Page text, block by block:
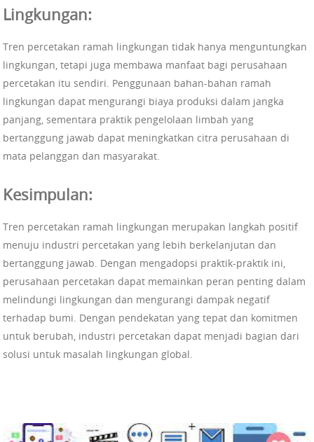
Lingkungan:
Tren percetakan ramah lingkungan tidak hanya menguntungkan
lingkungan, tetapi juga membawa manfaat bagi perusahaan
percetakan itu sendiri. Penggunaan bahan-bahan ramah
lingkungan dapat mengurangi biaya produksi dalam jangka
panjang, sementara praktik pengelolaan limbah yang
bertanggung jawab dapat meningkatkan citra perusahaan di
mata pelanggan dan masyarakat.
Kesimpulan:
Tren percetakan ramah lingkungan merupakan langkah positif
menuju industri percetakan yang lebih berkelanjutan dan
bertanggung jawab. Dengan mengadopsi praktik-praktik ini,
perusahaan percetakan dapat memainkan peran penting dalam
melindungi lingkungan dan mengurangi dampak negatif
terhadap bumi. Dengan pendekatan yang tepat dan komitmen
untuk berubah, industri percetakan dapat menjadi bagian dari
solusi untuk masalah lingkungan global.